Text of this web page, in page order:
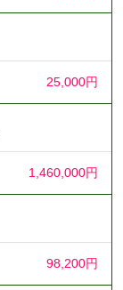
25,000円
1,460,000円
98,200円